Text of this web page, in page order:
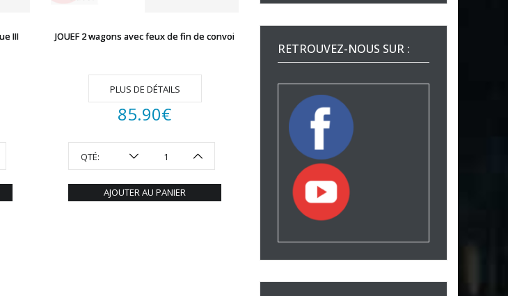
III JOUEF 2 wagons avec feux de fin de convoi
PLUS DE DÉTAILS
85.90€
QTÉ:
AJOUTER AU PANIER
RETROUVEZ-NOUS SUR :